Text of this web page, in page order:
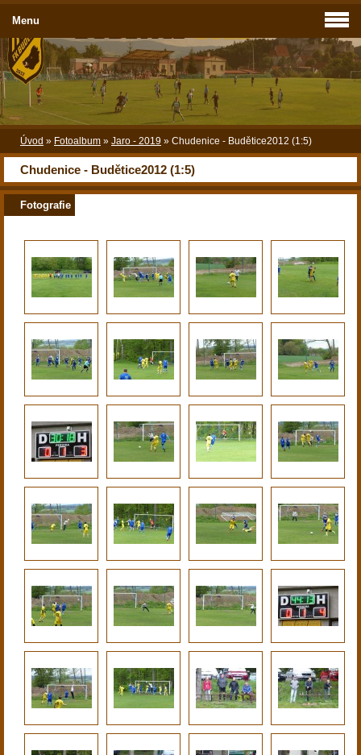
Úvod » Fotoalbum » Jaro - 2019 » Chudenice - Budětice2012 (1:5)
Chudenice - Budětice2012 (1:5)
Fotografie
Menu